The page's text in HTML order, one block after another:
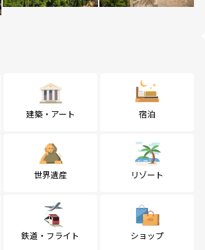
建築・アート 宿泊
世界遺産 リゾート
鉄道・フライト ショップ